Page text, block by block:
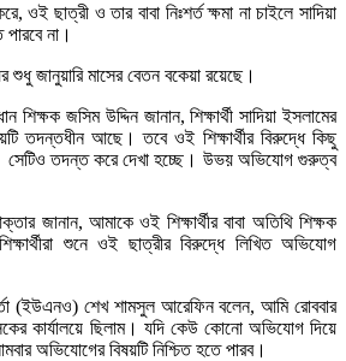
ওই ছাত্রী ও তার বাবা নিঃশর্ত ক্ষমা না চাইলে সাদিয়া
না।
জানুয়ারি মাসের বেতন বকেয়া রয়েছে।
শিক্ষক জসিম উদ্দিন জানান, শিক্ষার্থী সাদিয়া ইসলামের
তদন্তধীন আছে। তবে ওই শিক্ষার্থীর বিরুদ্ধে কিছু
সেটিও তদন্ত করে দেখা হচ্ছে। উভয় অভিযোগ গুরুত্ব
জানান, আমাকে ওই শিক্ষার্থীর বাবা অতিথি শিক্ষক
শুনে ওই ছাত্রীর বিরুদ্ধে লিখিত অভিযোগ
(ইউএনও) শেখ শামসুল আরেফিন বলেন, আমি রোববার
কার্যালয়ে ছিলাম। যদি কেউ কোনো অভিযোগ দিয়ে
অভিযোগের বিষয়টি নিশ্চিত হতে পারব।